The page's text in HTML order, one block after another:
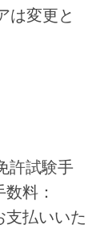
は変更と
許試験手
料：
支払いいた